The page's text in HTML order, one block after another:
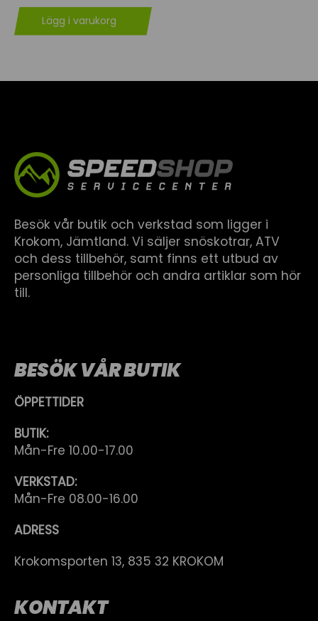
Lägg i varukorg
Besök vår butik och verkstad som ligger i
Krokom, Jämtland. Vi säljer snöskotrar, ATV
och dess tillbehör, samt finns ett utbud av
personliga tillbehör och andra artiklar som hör
till.
BESÖK VÅR BUTIK
ÖPPETTIDER
BUTIK:
Mån-Fre 10.00-17.00
VERKSTAD:
Mån-Fre 08.00-16.00
ADRESS
Krokomsporten 13, 835 32 KROKOM
KONTAKT